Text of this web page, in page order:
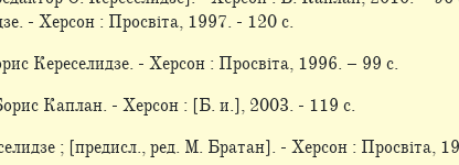
- Херсон : Просвіта, 1997. - 120 с.
Кереселидзе. - Херсон : Просвіта, 1996. – 99 c.
Каплан. - Херсон : [Б. и.], 2003. - 119 с.
; [предисл., ред. М. Братан]. - Херсон : Просвіта,